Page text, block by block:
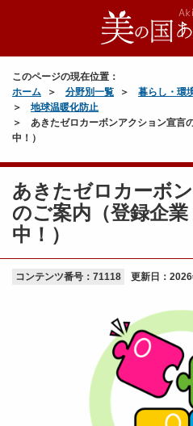
このページの現在位置：
ホーム
分野別一覧 暮らし・環
地球温暖化防止
あきたゼロカーボンアクション宣言
中！）
あきたゼロカーボ
のご案内（登録企
中！）
コンテンツ番号：71118 更新日：